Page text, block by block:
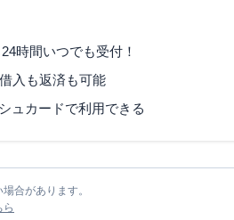
時間いつでも受付！
入も返済も可能
ュカードで利用できる
合があります。
ら